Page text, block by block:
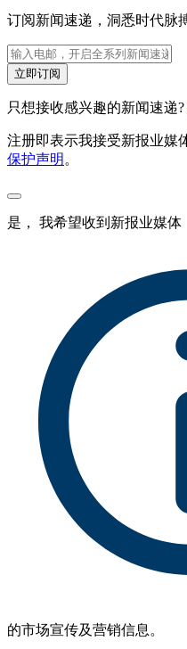
订阅新闻速递，洞悉时代脉
立即订阅
只想接收感兴趣的新闻速递?
注册即表示我接受新报业媒
保护声明 。
是， 我希望收到新报业媒体
的市场宣传及营销信息。